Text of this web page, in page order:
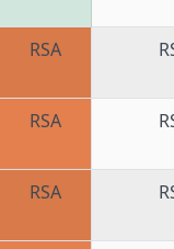
RSA
RSA
RSA